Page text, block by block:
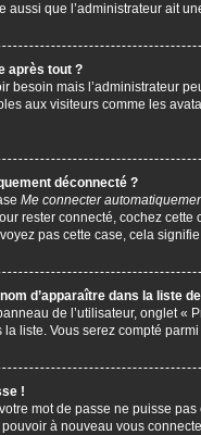
aussi que l’administrateur ait
après tout ?
besoin mais l’administrateur
aux visiteurs comme les
déconnecté ?
Me connecter
rester connecté, cochez
pas cette case, cela
d’apparaître dans la liste
de l’utilisateur, onglet «
liste. Vous serez compté
!
mot de passe ne puisse
à nouveau vous